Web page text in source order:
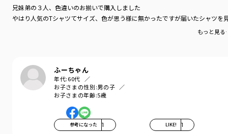
兄妹弟の３人、色違いのお揃いで購入しました
やはり人気のTシャツてサイズ、色が思う様に無かったですが届いたシャツを
もっと見
ふーちゃん
年代:60代
お子さまの性別:男の子
お子さまの年齢:5歳
参考になった 1 LIKE! 1
着用イメージ/カラー：イエロー
モデル：身長110.0cm 体重18kg
サイズ：サイズ110
カテゴリ
トップス
カラー
／イエロー
性別タイプ
／GIRL
BOY